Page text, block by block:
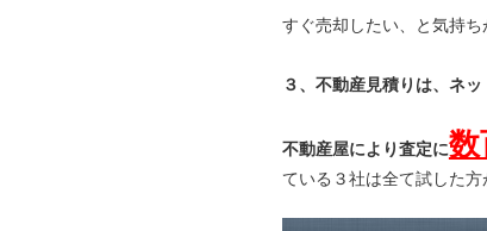
すぐ売却したい、と気持ち
３、不動産見積りは、ネ
不動産屋により査定に数
ている３社は全て試した方